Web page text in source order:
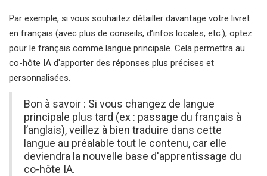
Par exemple, si vous souhaitez détailler davantage votre livret
en français (avec plus de conseils, d’infos locales, etc.), optez
pour le français comme langue principale. Cela permettra au
co-hôte IA d'apporter des réponses plus précises et
personnalisées.
Bon à savoir : Si vous changez de langue
principale plus tard (ex : passage du français à
l’anglais), veillez à bien traduire dans cette
langue au préalable tout le contenu, car elle
deviendra la nouvelle base d'apprentissage du
co-hôte IA.